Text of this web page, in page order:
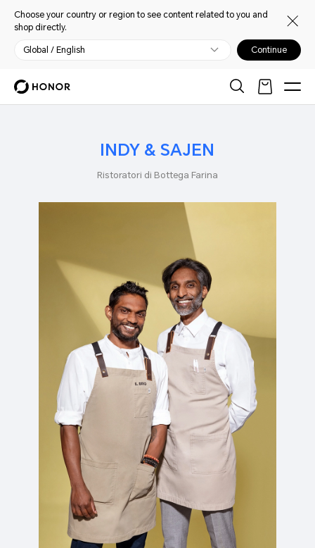
Choose your country or region to see content related to you and
shop directly.
Global / English Continue
INDY & SAJEN
Ristoratori di Bottega Farina